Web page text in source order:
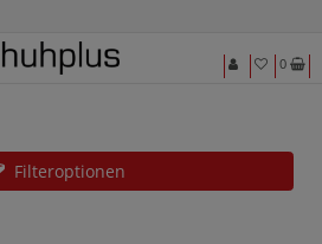
0
Filteroptionen